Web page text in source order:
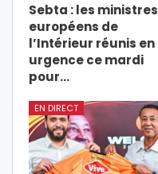
Sebta : les ministres
européens de
l’Intérieur réunis en
urgence ce mardi
pour…
EN DIRECT